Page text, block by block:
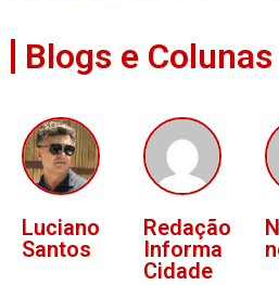
Blogs e Colunas
Luciano
Santos
Redação
Informa
Cidade